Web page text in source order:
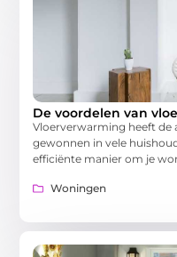
De voordelen van
Vloerverwarming heeft de
gewonnen in vele
efficiënte manier om je
Woningen